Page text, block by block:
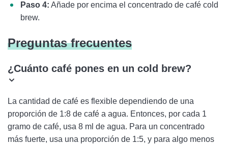
Paso 4: Añade por encima el concentrado de café cold
brew.
Preguntas frecuentes
¿Cuánto café pones en un cold brew?
La cantidad de café es flexible dependiendo de una
proporción de 1:8 de café a agua. Entonces, por cada 1
gramo de café, usa 8 ml de agua. Para un concentrado
más fuerte, usa una proporción de 1:5, y para algo menos